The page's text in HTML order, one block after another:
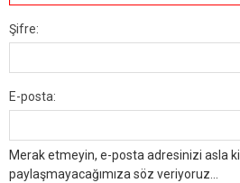
Şifre:
E-posta:
Merak etmeyin, e-posta adresinizi asla
paylaşmayacağımıza söz veriyoruz...